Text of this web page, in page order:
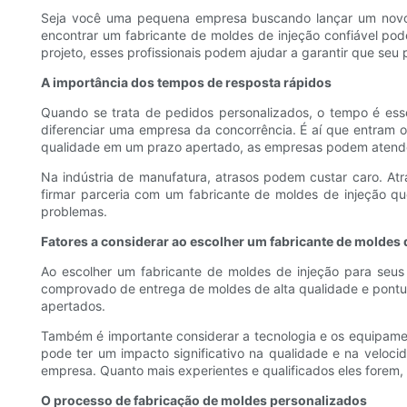
Seja você uma pequena empresa buscando lançar um
encontrar um fabricante de moldes de injeção confiável
projeto, esses profissionais podem ajudar a garantir que
A importância dos tempos de resposta rápidos
Quando se trata de pedidos personalizados, o tempo é
diferenciar uma empresa da concorrência. É aí que
qualidade em um prazo apertado, as empresas podem
Na indústria de manufatura, atrasos podem custar caro.
firmar parceria com um fabricante de moldes de injeção
problemas.
Fatores a considerar ao escolher um fabricante de moldes
Ao escolher um fabricante de moldes de injeção para
comprovado de entrega de moldes de alta qualidade e
apertados.
Também é importante considerar a tecnologia e os
pode ter um impacto significativo na qualidade e na
empresa. Quanto mais experientes e qualificados eles
O processo de fabricação de moldes personalizados